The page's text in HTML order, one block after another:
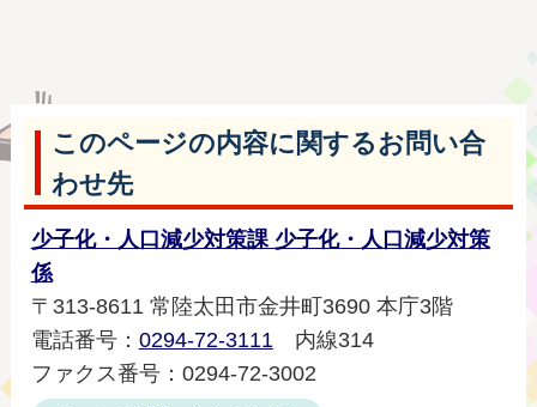
このページの内容に関するお問い合
わせ先
少子化・人口減少対策課 少子化・人口減少対策
係
〒313-8611 常陸太田市金井町3690 本庁3階
電話番号： 0294-72-3111内線314
ファクス番号：0294-72-3002